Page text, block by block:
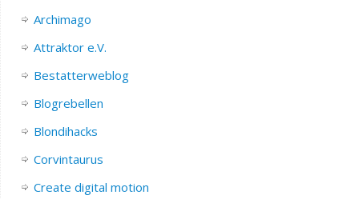
Archimago
Attraktor e.V.
Bestatterweblog
Blogrebellen
Blondihacks
Corvintaurus
Create digital motion